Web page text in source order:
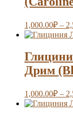
1,000.00₽ –
Дрим
1,000.00₽ –